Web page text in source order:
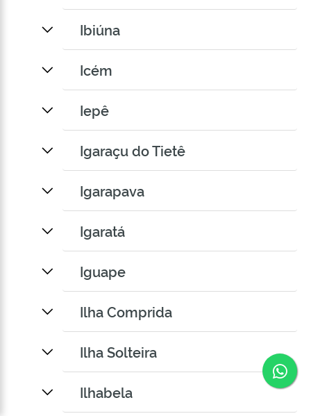
Ibiúna
Icém
Iepê
Igaraçu do Tietê
Igarapava
Igaratá
Iguape
Ilha Comprida
Ilha Solteira
Ilhabela